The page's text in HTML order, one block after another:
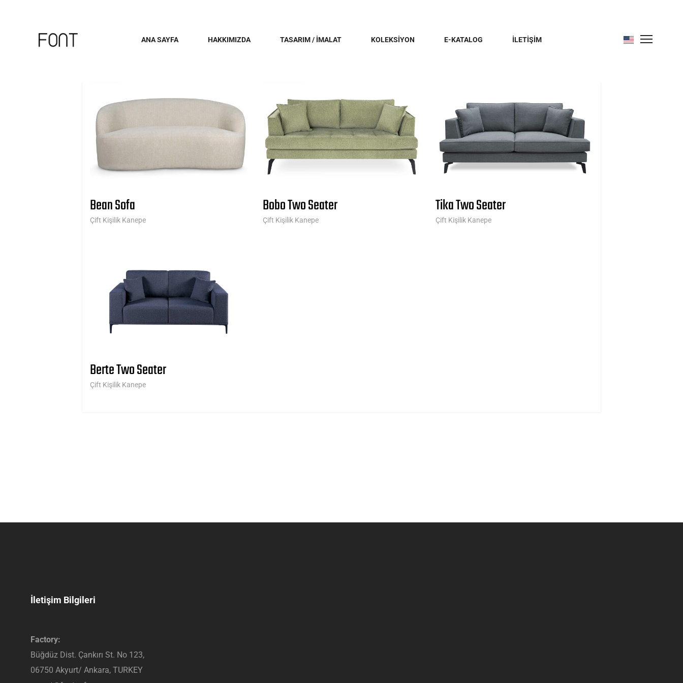
ANA SAYFA HAKKIMIZDA TASARIM / İMALAT KOLEKSİYON E-KATALOG İLETİŞİM
Bean Sofa
Çift Kişilik Kanepe
Bobo Two Seater
Çift Kişilik Kanepe
Tika Two Seater
Çift Kişilik Kanepe
Berte Two Seater
Çift Kişilik Kanepe
İletişim Bilgileri
Factory:
Büğdüz Dist. Çankırı St. No 123,
06750 Akyurt/ Ankara, TURKEY